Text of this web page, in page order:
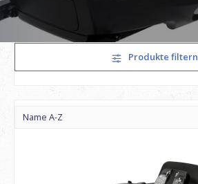
Produkte filtern